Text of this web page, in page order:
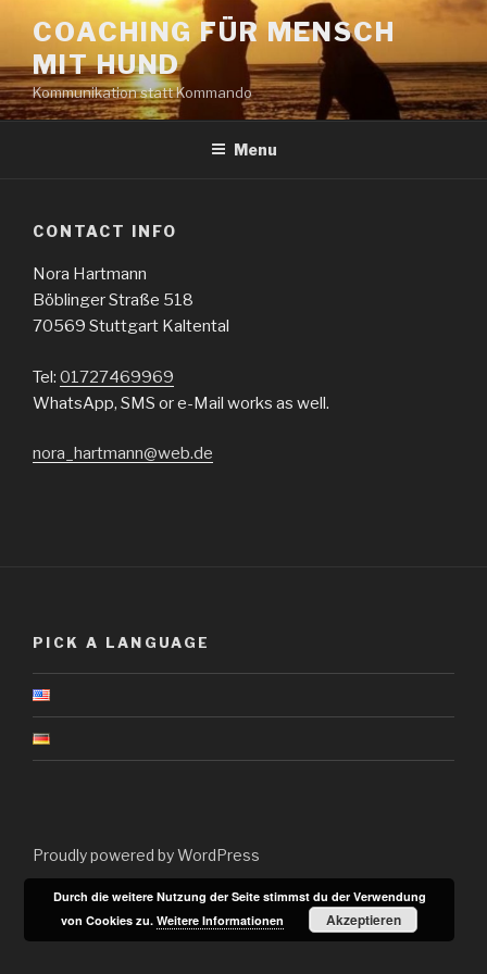
content
COACHING FÜR MENSCH
MIT HUND
Kommunikation statt Kommando
Menu
CONTACT INFO
Nora Hartmann
Böblinger Straße 518
70569 Stuttgart Kaltental
Tel: 01727469969
WhatsApp, SMS or e-Mail works as well.
nora_hartmann@web.de
PICK A LANGUAGE
Proudly powered by WordPress
Durch die weitere Nutzung der Seite stimmst du der Verwendung
von Cookies zu.Weitere Informationen Akzeptieren